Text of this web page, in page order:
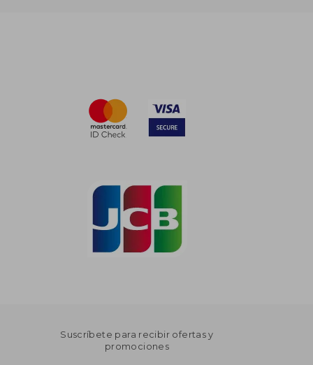
Suscríbete para recibir ofertas y
promociones